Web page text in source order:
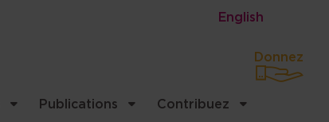
Publications Contribuez
English
Donnez